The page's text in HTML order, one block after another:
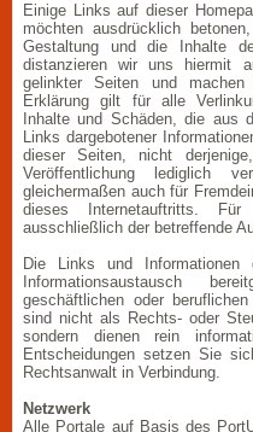
Einige Links auf dieser
möchten ausdrücklich
Gestaltung und die Inhalte
distanzieren wir uns hiermit
gelinkter Seiten und
Erklärung gilt für alle
Inhalte und Schäden, die aus
Links dargebotener
dieser Seiten, nicht
Veröffentlichung lediglich
gleichermaßen auch für
dieses Internetauftritts.
ausschließlich der betreffende
Die Links und Informationen
Informationsaustausch
geschäftlichen oder
sind nicht als Rechts- oder
sondern dienen rein
Entscheidungen setzen Sie
Rechtsanwalt in Verbindung.
Netzwerk
Alle Portale auf Basis des